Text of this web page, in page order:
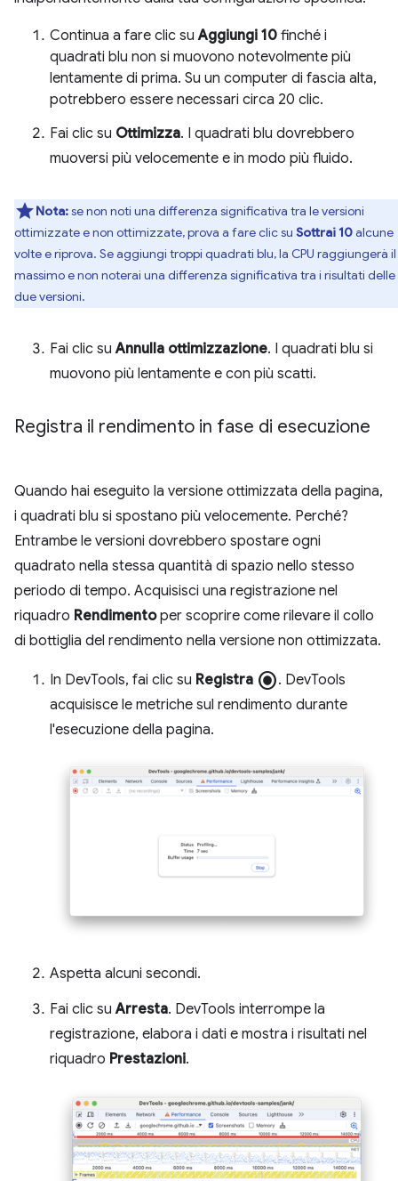
Continua a fare clic suAggiungi 10 finché i
quadrati blu non si muovono notevolmente più
lentamente di prima. Su un computer di fascia alta,
potrebbero essere necessari circa 20 clic.
Fai clic su Ottimizza. I quadrati blu dovrebbero
muoversi più velocemente e in modo più fluido.
Nota:se non noti una differenza significativa tra le versioni
ottimizzate e non ottimizzate, prova a fare clic su Sottrai 10alcune
volte e riprova. Se aggiungi troppi quadrati blu, la CPU raggiungerà il
massimo e non noterai una differenza significativa tra i risultati delle
due versioni.
Fai clic suAnnulla ottimizzazione. I quadrati blu si
muovono più lentamente e con più scatti.
Registra il rendimento in fase di esecuzione
Quando hai eseguito la versione ottimizzata della pagina,
i quadrati blu si spostano più velocemente. Perché?
Entrambe le versioni dovrebbero spostare ogni
quadrato nella stessa quantità di spazio nello stesso
periodo di tempo. Acquisisci una registrazione nel
riquadro Rendimentoper scoprire come rilevare il collo
di bottiglia del rendimento nella versione non ottimizzata.
In DevTools, fai clic su Registra radio_button_checked. DevTools
acquisisce le metriche sul rendimento durante
l'esecuzione della pagina.
Aspetta alcuni secondi.
Fai clic suArresta. DevTools interrompe la
registrazione, elabora i dati e mostra i risultati nel
riquadro Prestazioni.